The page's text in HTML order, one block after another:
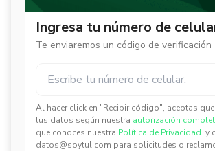
Ingresa tu número de
Te enviaremos un código de verificación
Al hacer click en "Recibir código", aceptas que
tus datos según nuestra autorización
que conoces nuestra Política de Privacidad. y
datos@soytul.com para solicitudes o